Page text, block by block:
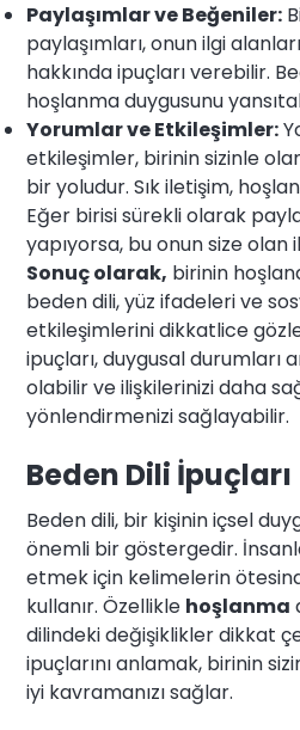
Paylaşımlar ve Beğeniler:
paylaşımları, onun ilgi
hakkında ipuçları verebilir.
hoşlanma duygusunu
Yorumlar ve Etkileşimler:
etkileşimler, birinin sizinle
bir yoludur. Sık iletişim,
Eğer birisi sürekli olarak
yapıyorsa, bu onun size olan
Sonuç olarak, birinin
beden dili, yüz ifadeleri ve
etkileşimlerini dikkatlice
ipuçları, duygusal durumları
olabilir ve ilişkilerinizi daha
yönlendirmenizi sağlayabilir.
Beden Dili İpuçları
Beden dili, bir kişinin içsel
önemli bir göstergedir.
etmek için kelimelerin
kullanır. Özellikle hoşlanma
dilindeki değişiklikler dikkat
ipuçlarını anlamak, birinin
iyi kavramanızı sağlar.